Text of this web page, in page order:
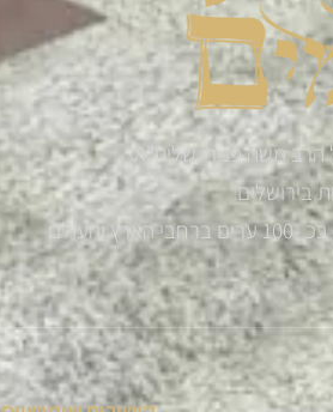
הרב משה פנירי שליט"א
בירושלים.